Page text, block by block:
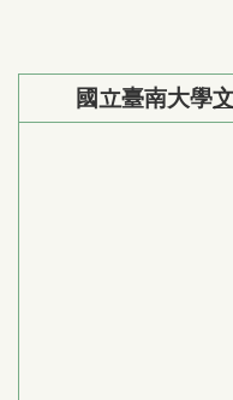
國立臺南大學